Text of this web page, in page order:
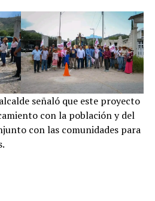
señaló que este proyecto
con la población y del
con las comunidades para